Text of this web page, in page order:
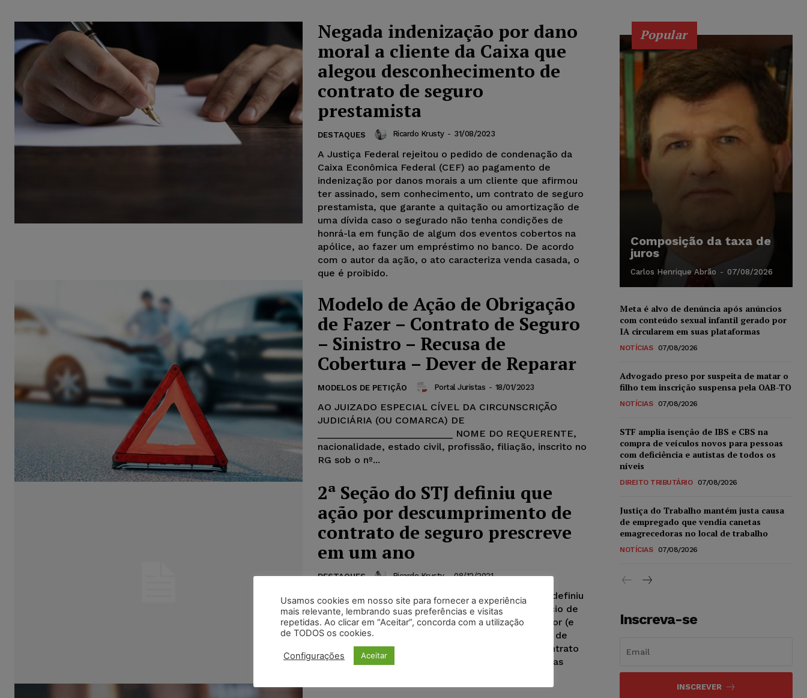
Negada indenização por dano
moral a cliente da Caixa que
alegou desconhecimento de
contrato de seguro
prestamista
DESTAQUES Ricardo Krusty - 31/08/2023
A Justiça Federal rejeitou o pedido de condenação da
Caixa Econômica Federal (CEF) ao pagamento de
indenização por danos morais a um cliente que afirmou
ter assinado, sem conhecimento, um contrato de seguro
prestamista, que garante a quitação ou amortização de
uma dívida caso o segurado não tenha condições de
honrá-la em função de algum dos eventos cobertos na
apólice, ao fazer um empréstimo no banco. De acordo
com o autor da ação, o ato caracteriza venda casada, o
que é proibido.
Modelo de Ação de Obrigação
de Fazer – Contrato de Seguro
– Sinistro – Recusa de
Cobertura – Dever de Reparar
MODELOS DE PETIÇÃO Portal Juristas - 18/01/2023
AO JUIZADO ESPECIAL CÍVEL DA CIRCUNSCRIÇÃO
JUDICIÁRIA (OU COMARCA) DE
_________________________ NOME DO REQUERENTE,
nacionalidade, estado civil, profissão, filiação, inscrito no
RG sob o nº...
2ª Seção do STJ definiu que
ação por descumprimento de
contrato de seguro prescreve
em um ano
DESTAQUES Ricardo Krusty - 08/12/2021
A 2ª Seção do Superior Tribunal de Justiça (STJ), definiu
ser de um ano o prazo prescricional para o exercício de
qualquer pretensão do segurado contra o segurador (e
vice-versa), baseada em suposto inadimplemento de
deveres (principais, secundários ou anexos) do contrato
de seguro. A decisão confirmou o entendimento das
Popular
Composição da taxa de
juros
Carlos Henrique Abrão - 07/08/2026
Meta é alvo de denúncia após anúncios
com conteúdo sexual infantil gerado por
IA circularem em suas plataformas
NOTÍCIAS 07/08/2026
Advogado preso por suspeita de matar o
filho tem inscrição suspensa pela OAB-TO
NOTÍCIAS 07/08/2026
STF amplia isenção de IBS e CBS na
compra de veículos novos para pessoas
com deficiência e autistas de todos os
níveis
DIREITO TRIBUTÁRIO 07/08/2026
Justiça do Trabalho mantém justa causa
de empregado que vendia canetas
emagrecedoras no local de trabalho
NOTÍCIAS 07/08/2026
Inscreva-se
INSCREVER
Usamos cookies em nosso site para fornecer a experiência
mais relevante, lembrando suas preferências e visitas
repetidas. Ao clicar em “Aceitar”, concorda com a utilização
de TODOS os cookies.
Configurações Aceitar